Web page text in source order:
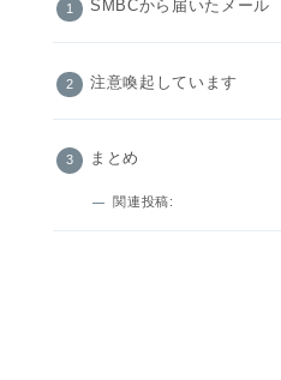
SMBCから届いたメール
注意喚起しています
まとめ
関連投稿: